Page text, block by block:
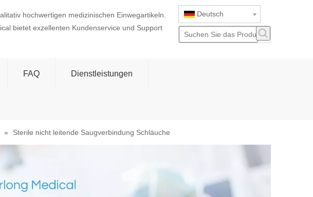
hochwertigen medizinischen Einwegartikeln.
bietet exzellenten Kundenservice und Support
Deutsch
FAQ Dienstleistungen
» Sterile nicht leitende Saugverbindung Schläuche